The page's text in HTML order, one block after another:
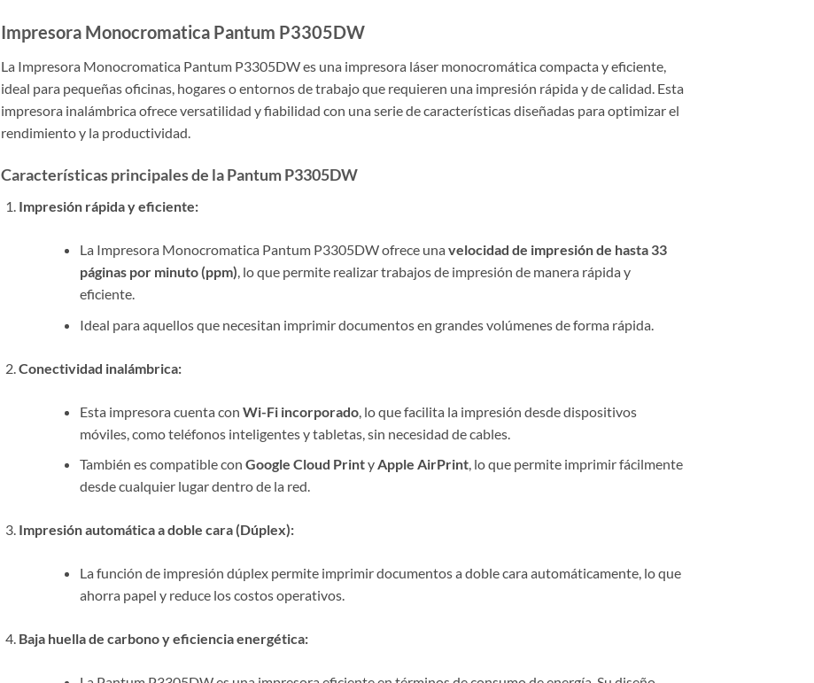
Impresora Monocromatica Pantum P3305DW
La Impresora Monocromatica Pantum P3305DW es una impresora láser monocromática compacta y eficiente,
ideal para pequeñas oficinas, hogares o entornos de trabajo que requieren una impresión rápida y de calidad. Esta
impresora inalámbrica ofrece versatilidad y fiabilidad con una serie de características diseñadas para optimizar el
rendimiento y la productividad.
Características principales de la Pantum P3305DW
Impresión rápida y eficiente:
La Impresora Monocromatica Pantum P3305DW ofrece unavelocidad de impresión de hasta 33
páginas por minuto (ppm), lo que permite realizar trabajos de impresión de manera rápida y
eficiente.
Ideal para aquellos que necesitan imprimir documentos en grandes volúmenes de forma rápida.
Conectividad inalámbrica:
Esta impresora cuenta conWi-Fi incorporado , lo que facilita la impresión desde dispositivos
móviles, como teléfonos inteligentes y tabletas, sin necesidad de cables.
También es compatible conGoogle Cloud PrintyApple AirPrint, lo que permite imprimir fácilmente
desde cualquier lugar dentro de la red.
Impresión automática a doble cara (Dúplex):
La función de impresión dúplex permite imprimir documentos a doble cara automáticamente, lo que
ahorra papel y reduce los costos operativos.
Baja huella de carbono y eficiencia energética: